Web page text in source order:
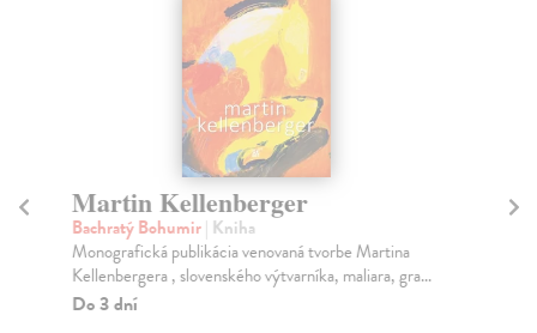
Martin Kellenberger
Bachratý Bohumir| Kniha
Monografická publikácia venovaná tvorbe Martina
Kellenbergera , slovenského výtvarníka, maliara, gra...
Do 3 dní